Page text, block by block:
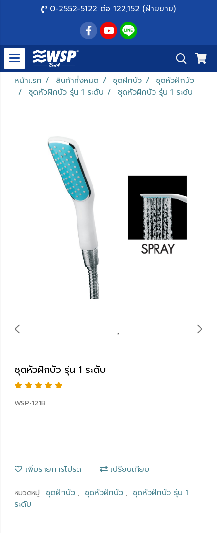
0-2552-5122 ต่อ 122,152 (ฝ่ายขาย)
หน้าแรก สินค้าทั้งหมด ชุดฝักบัว
ชุดหัวฝักบัว
ชุดหัวฝักบัว รุ่น 1 ระดับ
ชุดหัวฝักบัว รุ่น 1 ระดับ
ชุดหัวฝักบัว รุ่น 1 ระดับ
WSP-121B
เพิ่มรายการโปรด เปรียบเทียบ
หมวดหมู่ : ชุดฝักบัว , ชุดหัวฝักบัว , ชุดหัวฝักบัว รุ่น 1
ระดับ